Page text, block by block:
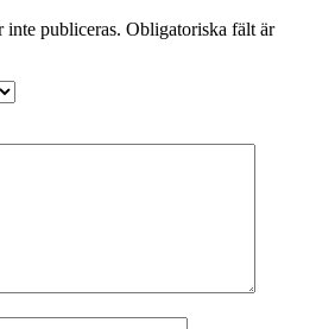
inte publiceras. Obligatoriska fält är